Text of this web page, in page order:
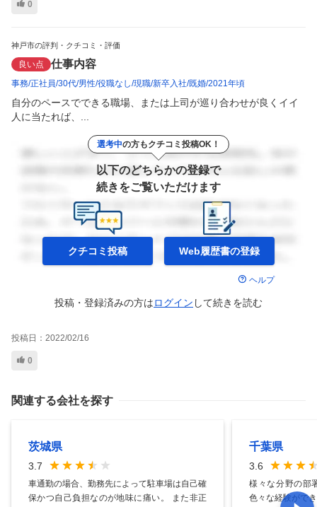
0
神戸市の評判・クチコミ・評価
良い点 仕事内容
事務 正社員 30代 男性 役職なし 現職 新卒入社 既婚 2021年頃
自分のペースでできる職場、または上司が巡り合わせが良くイイ
人に当たれば、...
選考中の方もクチコミ投稿OK！
以下のどちらかの登録で
続きをご覧いただけます
クチコミ投稿 Web履歴書の登録
ヘルプ
投稿・登録済みの方はログイン して続きを読む
投稿日： 2022/02/16
0
関連する会社を探す
茨城県
3.7
車通勤の場合、勤務先によって駐車場は自己確
保かつ自己負担なのが地味に痛い。 また非正
千葉県
3.6
様々な分野の部
色々な経験がで